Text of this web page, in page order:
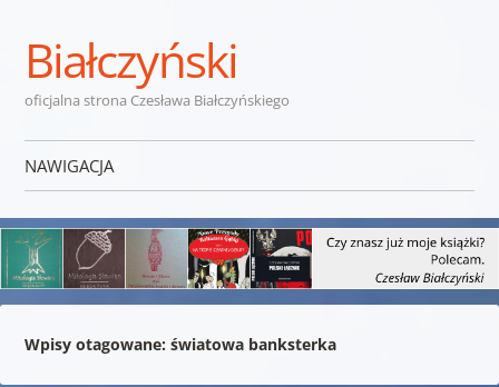
Białczyński
oficjalna strona Czesława Białczyńskiego
NAWIGACJA
Wpisy otagowane: światowa banksterka